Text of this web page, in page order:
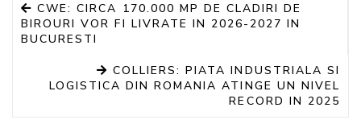
CWE: CIRCA 170.000 MP DE CLADIRI DE
BIROURI VOR FI LIVRATE IN 2026-2027 IN
BUCURESTI
COLLIERS: PIATA INDUSTRIALA SI
LOGISTICA DIN ROMANIA ATINGE UN NIVEL
RECORD IN 2025